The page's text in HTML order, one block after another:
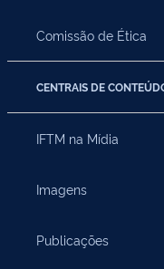
Comissão de Ética
CENTRAIS DE
IFTM na Mídia
Imagens
Publicações